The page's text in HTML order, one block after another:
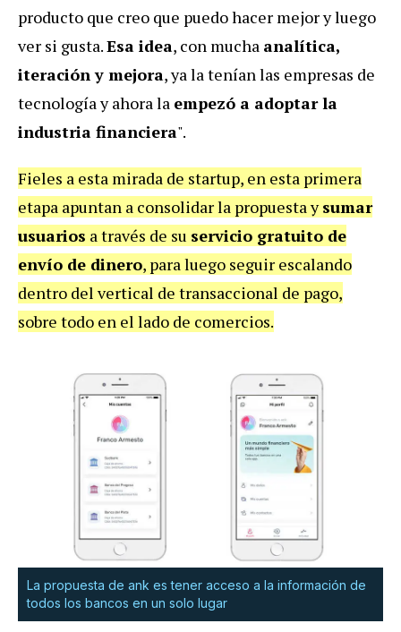
producto que creo que puedo hacer mejor y luego
ver si gusta.Esa idea, con mucha analítica,
iteración y mejora, ya la tenían las empresas de
tecnología y ahora la empezó a adoptar la
industria financiera".
Fieles a esta mirada de startup, en esta primera
etapa apuntan a consolidar la propuesta ysumar
usuarios a través de su servicio gratuito de
envío de dinero, para luego seguir escalando
dentro del vertical de transaccional de pago,
sobre todo en el lado de comercios.
La propuesta de ank es tener acceso a la información de
todos los bancos en un solo lugar